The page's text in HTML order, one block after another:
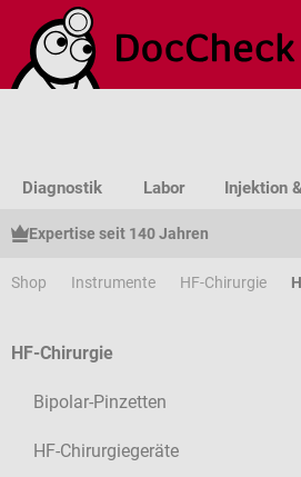
Hauptinhalt springen
Zur Suche springen
Zur Hauptnavigation springen
Diagnostik Labor Injektion
Expertise seit 140 Jahren
Shop Instrumente HF-Chirurgie
HF-Chirurgie
Bipolar-Pinzetten
HF-Chirurgiegeräte